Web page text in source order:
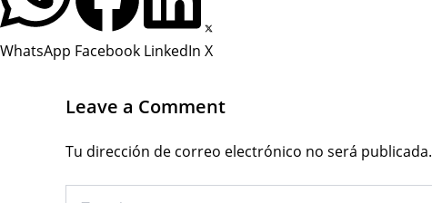
WhatsApp Facebook LinkedIn X
Leave a Comment
Tu dirección de correo electrónico no será publicada.